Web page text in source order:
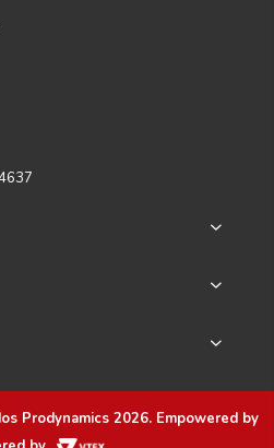
+
+
+
Prodynamics 2026. Empowered by